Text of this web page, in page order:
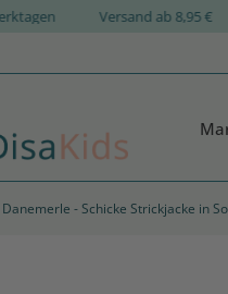
Werktagen Versand ab 8,95
- Schicke Strickjacke in